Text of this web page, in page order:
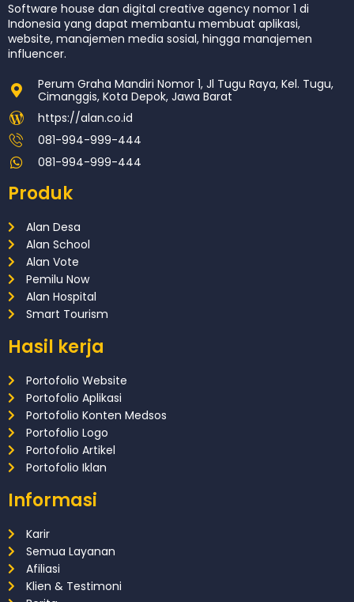
Software house dan digital creative agency nomor 1 di
Indonesia yang dapat membantu membuat aplikasi,
website, manajemen media sosial, hingga manajemen
influencer.
Perum Graha Mandiri Nomor 1, Jl Tugu Raya, Kel. Tugu,
Cimanggis, Kota Depok, Jawa Barat
https://alan.co.id
081-994-999-444
081-994-999-444
Produk
Alan Desa
Alan School
Alan Vote
Pemilu Now
Alan Hospital
Smart Tourism
Hasil kerja
Portofolio Website
Portofolio Aplikasi
Portofolio Konten Medsos
Portofolio Logo
Portofolio Artikel
Portofolio Iklan
Informasi
Karir
Semua Layanan
Afiliasi
Klien & Testimoni